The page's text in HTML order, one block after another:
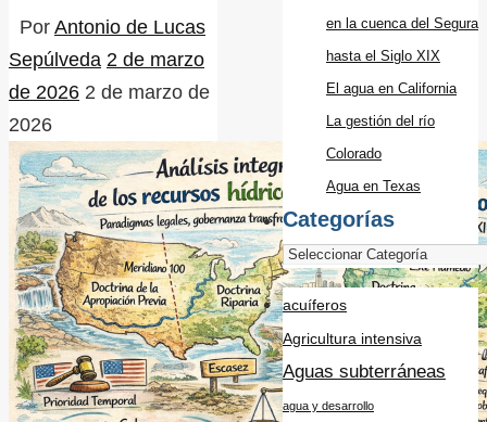
Por Antonio de Lucas
Sepúlveda 2 de marzo
de 2026 2 de marzo de
2026
en la cuenca del Segura
hasta el Siglo XIX
El agua en California
La gestión del río
Colorado
Agua en Texas
Categorías
acuíferos
Agricultura intensiva
Aguas subterráneas
agua y desarrollo